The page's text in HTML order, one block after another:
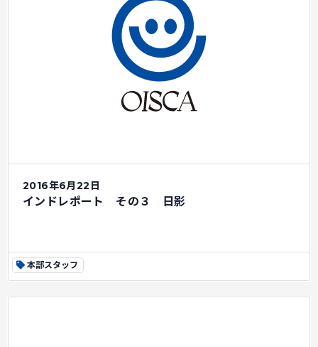
2016年6月22日
インドレポート その３ 日影
本部スタッフ